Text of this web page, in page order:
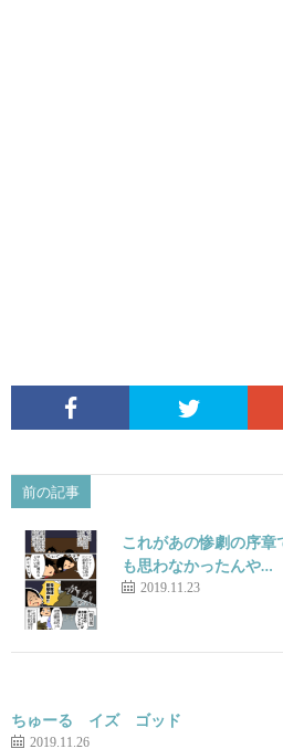
前の記事
これがあの惨劇の序
も思わなかったんや…
2019.11.23
ちゅーる イズ ゴッド
2019.11.26